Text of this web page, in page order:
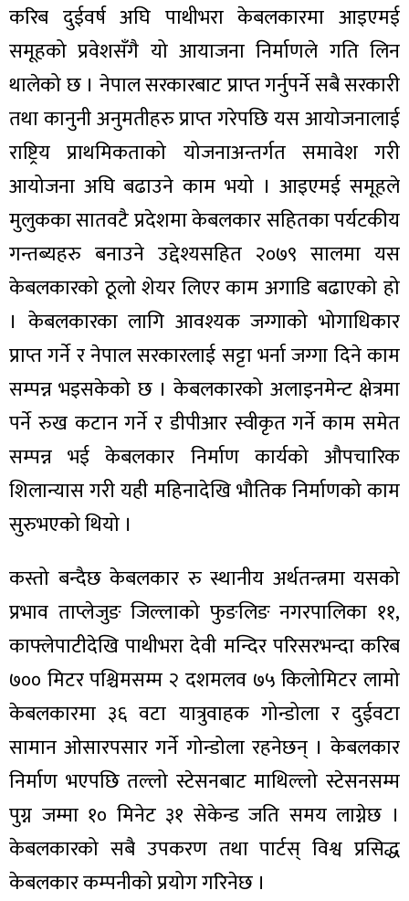
करिब दुईवर्ष अघि पाथीभरा केबलकारमा आइएमई
समूहको प्रवेशसँगै यो आयाजना निर्माणले गति लिन
थालेको छ । नेपाल सरकारबाट प्राप्त गर्नुपर्ने सबै सरकारी
तथा कानुनी अनुमतीहरु प्राप्त गरेपछि यस आयोजनालाई
राष्ट्रिय प्राथमिकताको योजनाअन्तर्गत समावेश गरी
आयोजना अघि बढाउने काम भयो । आइएमई समूहले
मुलुकका सातवटै प्रदेशमा केबलकार सहितका पर्यटकीय
गन्तब्यहरु बनाउने उद्देश्यसहित २०७९ सालमा यस
केबलकारको ठूलो शेयर लिएर काम अगाडि बढाएको हो
। केबलकारका लागि आवश्यक जग्गाको भोगाधिकार
प्राप्त गर्ने र नेपाल सरकारलाई सट्टा भर्ना जग्गा दिने काम
सम्पन्न भइसकेको छ । केबलकारको अलाइनमेन्ट क्षेत्रमा
पर्ने रुख कटान गर्ने र डीपीआर स्वीकृत गर्ने काम समेत
सम्पन्न भई केबलकार निर्माण कार्यको औपचारिक
शिलान्यास गरी यही महिनादेखि भौतिक निर्माणको काम
सुरुभएको थियो ।
कस्तो बन्दैछ केबलकार रु स्थानीय अर्थतन्त्रमा यसको
प्रभाव ताप्लेजुङ जिल्लाको फुङलिङ नगरपालिका ११,
काफ्लेपाटीदेखि पाथीभरा देवी मन्दिर परिसरभन्दा करिब
७०० मिटर पश्चिमसम्म २ दशमलव ७५ किलोमिटर लामो
केबलकारमा ३६ वटा यात्रुवाहक गोन्डोला र दुईवटा
सामान ओसारपसार गर्ने गोन्डोला रहनेछन् । केबलकार
निर्माण भएपछि तल्लो स्टेसनबाट माथिल्लो स्टेसनसम्म
पुग्न जम्मा १० मिनेट ३१ सेकेन्ड जति समय लाग्नेछ ।
केबलकारको सबै उपकरण तथा पार्टस् विश्व प्रसिद्ध
केबलकार कम्पनीको प्रयोग गरिनेछ ।